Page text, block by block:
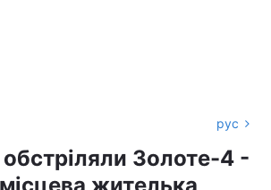
рус
Золоте-4 -